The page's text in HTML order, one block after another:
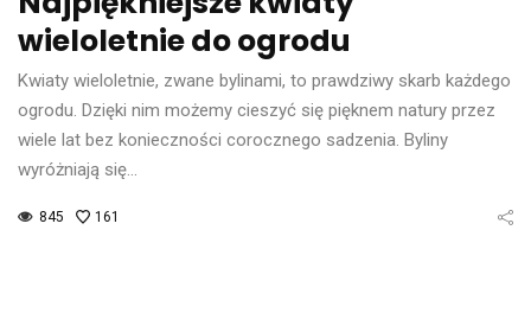
wieloletnie do ogrodu
Kwiaty wieloletnie, zwane bylinami, to prawdziwy skarb każdego
ogrodu. Dzięki nim możemy cieszyć się pięknem natury przez
wiele lat bez konieczności corocznego sadzenia. Byliny
wyróżniają się…
845 161